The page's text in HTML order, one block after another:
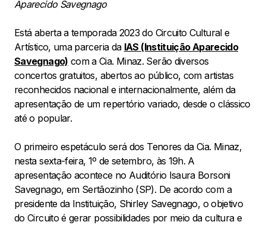
Aparecido Savegnago
Está aberta a temporada 2023 do Circuito Cultural e
Artístico, uma parceria da IAS (Instituição Aparecido
Savegnago) com a Cia. Minaz. Serão diversos
concertos gratuitos, abertos ao público, com artistas
reconhecidos nacional e internacionalmente, além da
apresentação de um repertório variado, desde o clássico
até o popular.
O primeiro espetáculo será dos Tenores da Cia. Minaz,
nesta sexta-feira, 1º de setembro, às 19h. A
apresentação acontece no Auditório Isaura Borsoni
Savegnago, em Sertãozinho (SP). De acordo com a
presidente da Instituição, Shirley Savegnago, o objetivo
do Circuito é gerar possibilidades por meio da cultura e